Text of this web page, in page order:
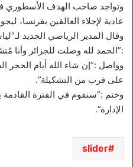
وتواجد صاحب الهدف الأسطوري
عادية لإجلاء العالقين بفرنسا،
وقال المدير الرياضي الجديد
:”الحمد لله وصلت للجزائر وأنا
وواصل :”إن شاء الله أيام الحجر
على قرب من التشكيلة”.
وختم :”سنقوم في الفترة
الإدارة”.
slider